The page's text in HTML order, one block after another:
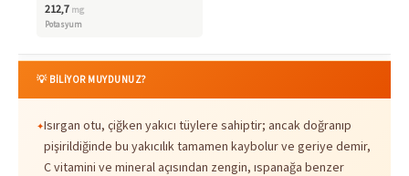
212,7 mg
Potasyum
💡 BİLİYOR MUYDUNUZ?
Isırgan otu, çiğken yakıcı tüylere sahiptir; ancak doğranıp
pişirildiğinde bu yakıcılık tamamen kaybolur ve geriye demir,
C vitamini ve mineral açısından zengin, ıspanağa benzer